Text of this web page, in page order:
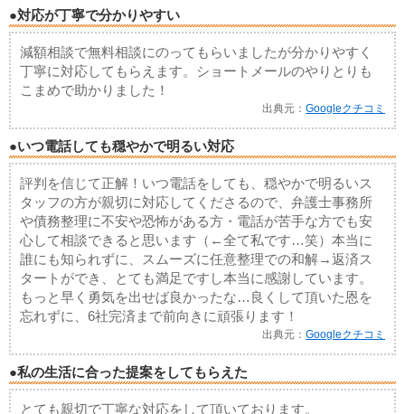
●対応が丁寧で分かりやすい
減額相談で無料相談にのってもらいましたが分かりやすく
丁寧に対応してもらえます。ショートメールのやりとりも
こまめで助かりました！
出典元：Googleクチコミ
●いつ電話しても穏やかで明るい対応
評判を信じて正解！いつ電話をしても、穏やかで明るいス
タッフの方が親切に対応してくださるので、弁護士事務所
や債務整理に不安や恐怖がある方・電話が苦手な方でも安
心して相談できると思います（←全て私です…笑）本当に
誰にも知られずに、スムーズに任意整理での和解→返済ス
タートができ、とても満足ですし本当に感謝しています。
もっと早く勇気を出せば良かったな…良くして頂いた恩を
忘れずに、6社完済まで前向きに頑張ります！
出典元：Googleクチコミ
●私の生活に合った提案をしてもらえた
とても親切で丁寧な対応をして頂いております。